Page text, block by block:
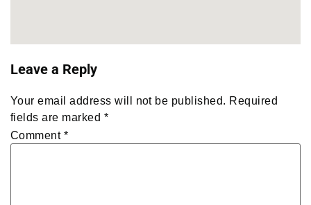
Leave a Reply
Your email address will not be published. Required
fields are marked *
Comment *